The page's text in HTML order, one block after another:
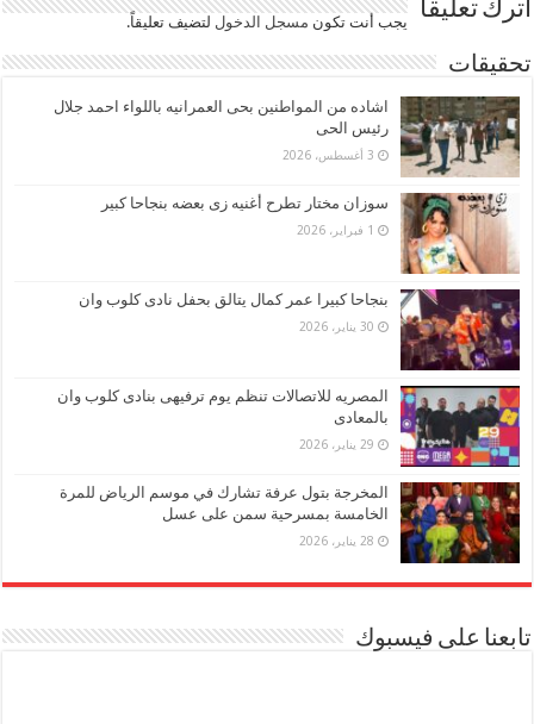
اترك تعليقاً يجب أنت تكون مسجل الدخول لتضيف تعليقاً.
تحقيقات
اشاده من المواطنين بحى العمرانيه باللواء احمد جلال
رئيس الحى
3 أغسطس، 2026
سوزان مختار تطرح أغنيه زى بعضه بنجاحا كبير
1 فبراير، 2026
بنجاحا كبيرا عمر كمال يتالق بحفل نادى كلوب وان
30 يناير، 2026
المصريه للاتصالات تنظم يوم ترفيهى بنادى كلوب وان
بالمعادى
29 يناير، 2026
المخرجة بتول عرفة تشارك في موسم الرياض للمرة
الخامسة بمسرحية سمن على عسل
28 يناير، 2026
تابعنا على فيسبوك